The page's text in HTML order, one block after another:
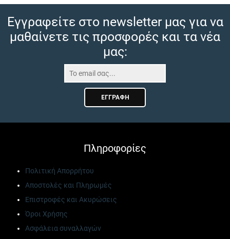
Εγγραφείτε στο newsletter μας για να
μαθαίνετε τις προσφορές και τα νέα
μας:
ΕΓΓΡΑΦΉ
Πληροφορίες
Πολιτική Απορρήτου
Αποστολές και Πληρωμές
Επιστροφές και Ακυρώσεις
Όροι Χρήσης
Ασφάλεια συναλλαγών